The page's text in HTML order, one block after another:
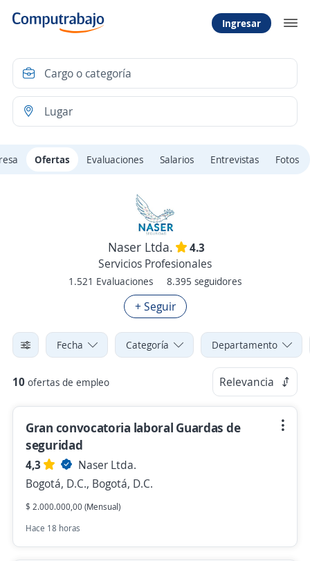
Ingresar
Ofertas Evaluaciones Salarios Entrevistas Fotos
Naser Ltda.
4.3
Servicios Profesionales
1.521 Evaluaciones 8.395 seguidores
+ Seguir
Fecha Categoría Departamento
10 ofertas de empleo Relevancia
Gran convocatoria laboral Guardas de
seguridad
4,3
Naser Ltda.
Bogotá, D.C., Bogotá, D.C.
$ 2.000.000,00 (Mensual)
Hace 18 horas